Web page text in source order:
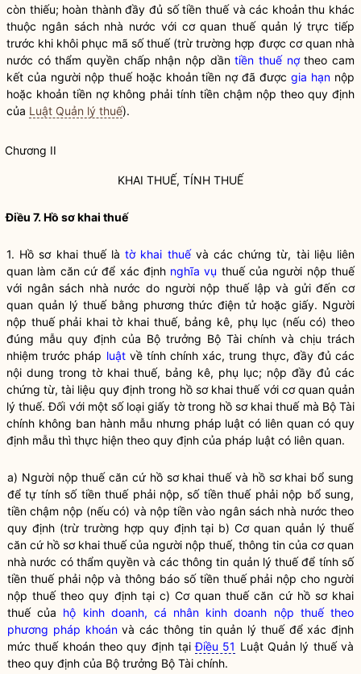
còn thiếu; hoàn thành đầy đủ số tiền thuế và các khoản thu khác
thuộc ngân sách nhà nước với cơ quan thuế quản lý trực tiếp
trước khi khôi phục mã số thuế(trừ trường hợp được cơ quan nhà
nước có thẩm quyền chấp nhận nộp dầntiền thuế nợtheo cam
kết của người nộp thuế hoặc khoản tiền nợ đã đượcgia hạn nộp
hoặc khoản tiền nợ không phải tính tiền chậm nộp theo quy định
của Luật Quản lý thuế).
Chương II
KHAI THUẾ, TÍNH THUẾ
Điều 7. Hồ sơ khai thuế
1. Hồ sơ khai thuế làtờ khai thuếvà các chứng từ, tài liệu liên
quan làm căn cứ để xác định nghĩa vụ thuế của người nộp thuế
với ngân sách nhà nước do người nộp thuế lập và gửi đến cơ
quan quản lý thuế bằng phương thức điện tử hoặc giấy. Người
nộp thuế phải khaitờ khai thuế, bảng kê, phụ lục (nếu có) theo
đúng mẫu quy định của Bộ trưởng Bộ Tài chính và chịu trách
nhiệm trước pháp luậtvề tính chính xác, trung thực, đầy đủ các
nội dung trong tờ khai thuế, bảng kê, phụ lục; nộp đầy đủ các
chứng từ, tài liệu quy định trong hồ sơ khai thuế với cơ quan quản
lý thuế. Đối với một số loại giấy tờ trong hồ sơ khai thuế mà Bộ Tài
chính không ban hành mẫu nhưng pháp luật có liên quan có quy
định mẫu thì thực hiện theo quy định của pháp luật có liên quan.
a) Người nộp thuế căn cứ hồ sơ khai thuế và hồ sơ khai bổ sung
để tự tính số tiền thuế phải nộp, số tiền thuế phải nộp bổ sung,
tiền chậm nộp (nếu có) và nộp tiền vào ngân sách nhà nước theo
quy định (trừ trường hợp quy định tại b) Cơ quan quản lý thuế
căn cứ hồ sơ khai thuế của người nộp thuế, thông tin của cơ quan
nhà nước có thẩmquyền và các thông tin quản lý thuế để tính số
tiền thuế phải nộp và thông báo số tiền thuế phải nộp cho người
nộp thuế theo quy định tại c) Cơ quan thuế căn cứ hồ sơ khai
thuế của hộ kinh doanh, cá nhân kinh doanh nộp thuế theo
phương pháp khoánvà các thông tin quản lý thuế để xác định
mức thuế khoán theo quy định tạiĐiều 51 Luật Quản lý thuế và
theo quy định của Bộ trưởng Bộ Tài chính.